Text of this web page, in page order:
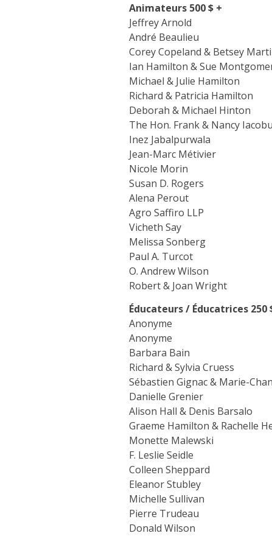
Animateurs 500 $ +
Jeffrey Arnold
André Beaulieu
Corey Copeland & Betsey
Ian Hamilton & Sue
Michael & Julie Hamilton
Richard & Patricia Hamilton
Deborah & Michael Hinton
The Hon. Frank & Nancy
Inez Jabalpurwala
Jean-Marc Métivier
Nicole Morin
Susan D. Rogers
Alena Perout
Agro Saffiro LLP
Vicheth Say
Melissa Sonberg
Paul A. Turcot
O. Andrew Wilson
Robert & Joan Wright
Éducateurs / Éducatrices 250
Anonyme
Anonyme
Barbara Bain
Richard & Sylvia Cruess
Sébastien Gignac & Marie-
Danielle Grenier
Alison Hall & Denis Barsalo
Graeme Hamilton & Rachelle
Monette Malewski
F. Leslie Seidle
Colleen Sheppard
Eleanor Stubley
Michelle Sullivan
Pierre Trudeau
Donald Wilson